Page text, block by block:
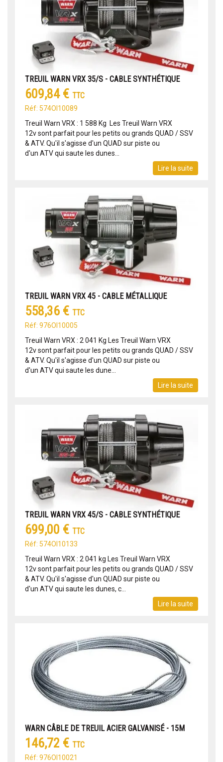
TREUIL WARN VRX 35/S - CABLE SYNTHÉTIQUE
609,84 € TTC
Réf: 574OI10089
Treuil Warn VRX : 1 588 Kg Les Treuil Warn VRX
12v sont parfait pour les petits ou grands QUAD / SSV
& ATV. Qu'il s'agisse d'un QUAD sur piste ou
d'un ATV qui saute les dunes...
Lire la suite
TREUIL WARN VRX 45 - CABLE MÉTALLIQUE
558,36 € TTC
Réf: 976OI10005
Treuil Warn VRX : 2 041 Kg Les Treuil Warn VRX
12v sont parfait pour les petits ou grands QUAD / SSV
& ATV. Qu'il s'agisse d'un QUAD sur piste ou
d'un ATV qui saute les dune...
Lire la suite
TREUIL WARN VRX 45/S - CABLE SYNTHÉTIQUE
699,00 € TTC
Réf: 574OI10133
Treuil Warn VRX : 2 041 kg Les Treuil Warn VRX
12v sont parfait pour les petits ou grands QUAD / SSV
& ATV. Qu'il s'agisse d'un QUAD sur piste ou
d'un ATV qui saute les dunes, c...
Lire la suite
WARN CÂBLE DE TREUIL ACIER GALVANISÉ - 15M
146,72 € TTC
Réf: 976OI10021